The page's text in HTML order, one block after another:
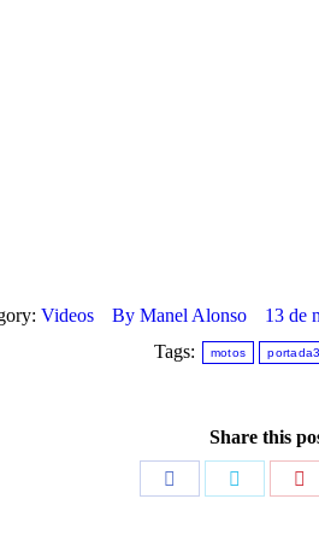
Videos By Manel Alonso 13 de
Tags:
motos portada3
Share this